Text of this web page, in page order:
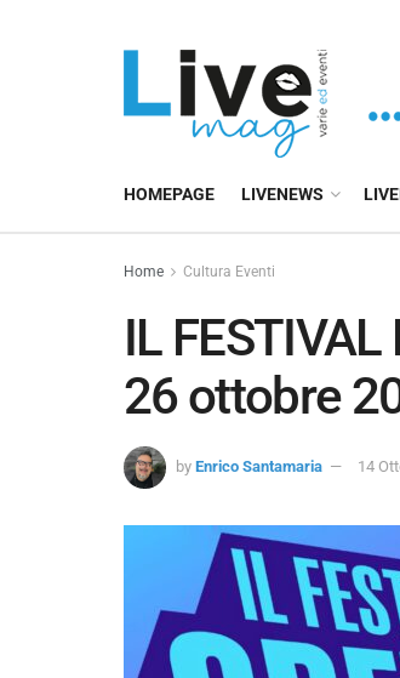
HOMEPAGE LIVENEWS
Home Cultura Eventi
IL FESTIVAL
26 ottobre
by Enrico Santamaria 14